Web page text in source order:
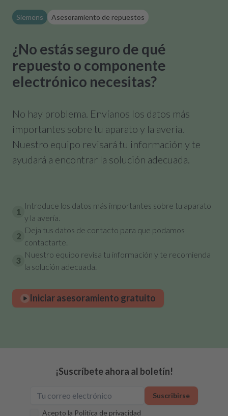
Siemens Asesoramiento de repuestos
¿No estás seguro de qué
repuesto o componente
electrónico necesitas?
No hay problema. Envíanos los datos más
importantes sobre tu aparato y la avería.
Nuestro equipo revisará tu información y te
ayudará a encontrar la solución adecuada.
1
Introduce los datos más importantes sobre tu aparato
y la avería.
2
Deja tus datos de contacto para que podamos
contactarte.
3
Nuestro equipo revisa tu información y te recomienda
la solución adecuada.
Iniciar asesoramiento gratuito
¡Suscríbete ahora al boletín!
Acepto la Política de privacidad
Suscribirse